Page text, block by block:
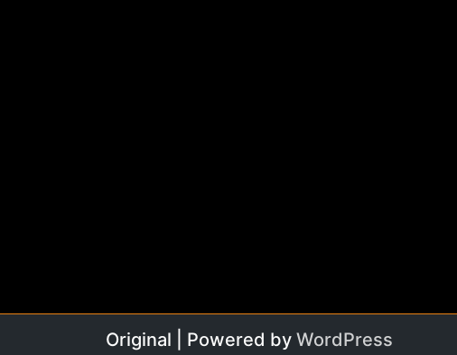
Original | Powered by WordPress